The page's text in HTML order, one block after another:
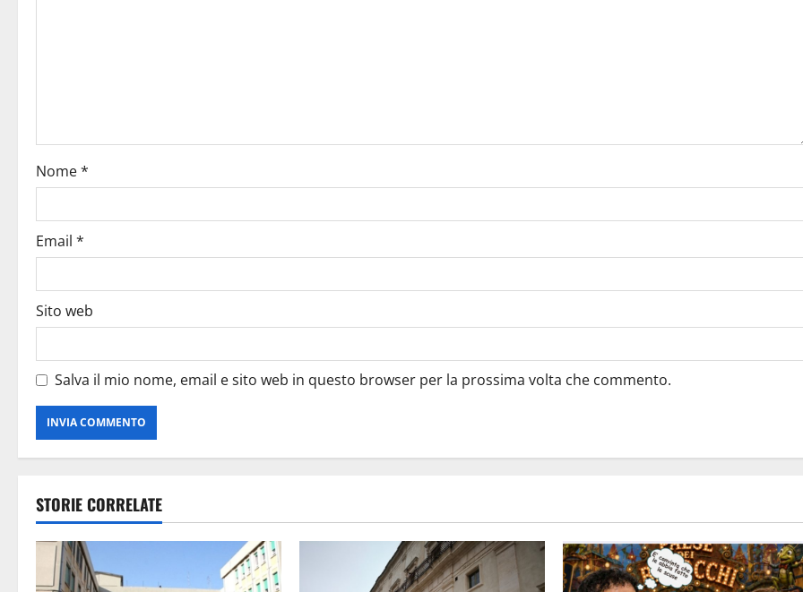
Nome*
Email *
Sito web
Salva il mio nome, email e sito web in questo browser per la prossima volta che commento.
STORIE CORRELATE